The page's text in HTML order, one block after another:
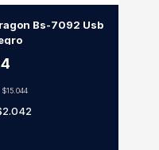
Bs-7092 Usb
$15.044